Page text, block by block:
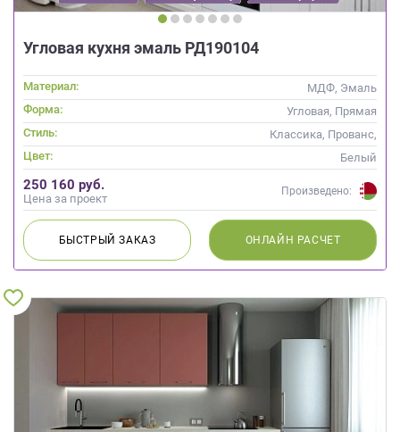
Угловая кухня эмаль РД190104
Материал:
МДФ, Эмаль
Форма:
Угловая, Прямая
Стиль:
Классика, Прованс,
Скандинавский
Цвет: Белый
250 160 руб.
Цена за проект
Произведено:
БЫСТРЫЙЗАКАЗ ОНЛАЙН РАСЧЕТ